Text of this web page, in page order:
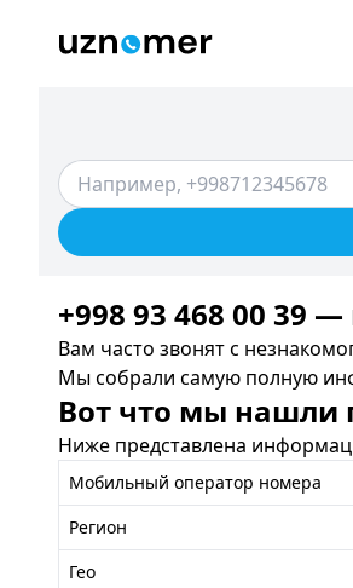
+998 93 468 00 39
Вам часто звонят с
Мы собрали самую полную
Вот что мы нашли
Ниже представлена
Мобильный оператор номера
Регион
Гео